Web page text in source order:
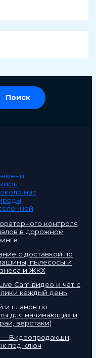
Поиск
нас
контроля
в дорожном
с доставкой по
пылесосы и
и ЖКХ
Cam видео и чат с
каждый день
и планов по
для начинающих и
верстаки)
— Видеопродакшн,
под ключ